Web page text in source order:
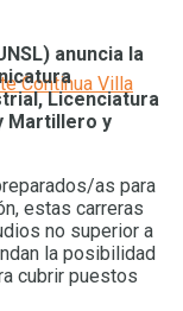
Continua Villa
anuncia la
Licenciatura
Martillero y
as para
estas carreras
no superior a
la posibilidad
cubrir puestos